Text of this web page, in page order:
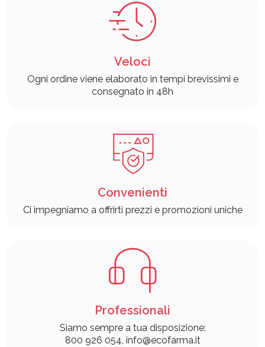
Veloci
Ogni ordine viene elaborato in tempi brevissimi e
consegnato in 48h
Convenienti
Ci impegniamo a offrirti prezzi e promozioni uniche
Professionali
Siamo sempre a tua disposizione:
800 926 054, info@ecofarma.it